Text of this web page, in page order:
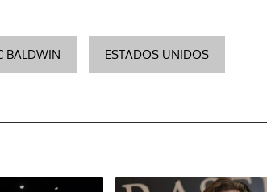
BALDWIN ESTADOS UNIDOS